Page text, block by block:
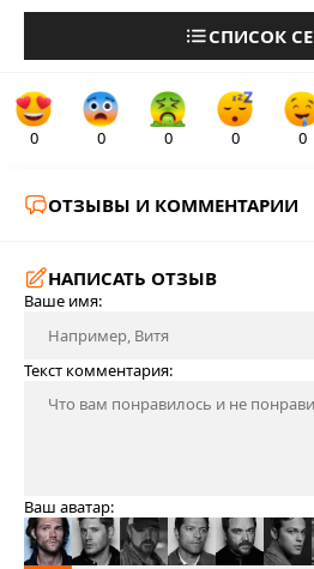
СПИСОК
0 0 0 0 0
ОТЗЫВЫ И КОММЕНТАРИИ
НАПИСАТЬ ОТЗЫВ
Ваше имя:
Текст комментария:
Ваш аватар: